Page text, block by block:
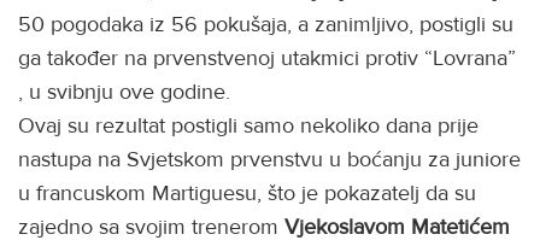
50 pogodaka iz 56 pokušaja, a zanimljivo, postigli su
ga također na prvenstvenoj utakmici protiv “Lovrana”
, u svibnju ove godine.
Ovaj su rezultat postigli samo nekoliko dana prije
nastupa na Svjetskom prvenstvu u boćanju za juniore
u francuskom Martiguesu, što je pokazatelj da su
zajedno sa svojim trenerom Vjekoslavom Matetićem